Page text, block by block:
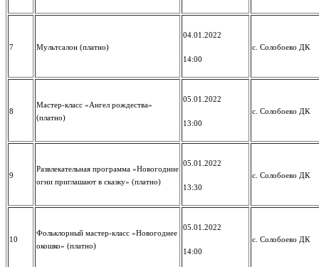
7 Мультсалон (платно)
04.01.2022
14:00
с. Солобоево ДК
8
Мастер-класс «Ангел рождества»
(платно)
05.01.2022
13:00
с. Солобоево ДК
9
Развлекательная программа «Новогодние
огни приглашают в сказку» (платно)
05.01.2022
13:30
с. Солобоево ДК
10
Фольклорный мастер-класс «Новогоднее
окошко» (платно)
05.01.2022
14:00
с. Солобоево ДК